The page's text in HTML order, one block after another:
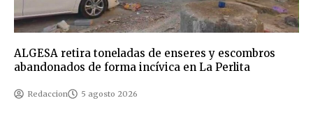
ALGESA retira toneladas de enseres y escombros
abandonados de forma incívica en La Perlita
Redaccion 5 agosto 2026